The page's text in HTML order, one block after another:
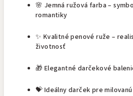
🌸 Jemná ružová farba –
romantiky
✨ Kvalitné penové ruže –
životnosť
🎁 Elegantné darčekové
💝 Ideálny darček pre